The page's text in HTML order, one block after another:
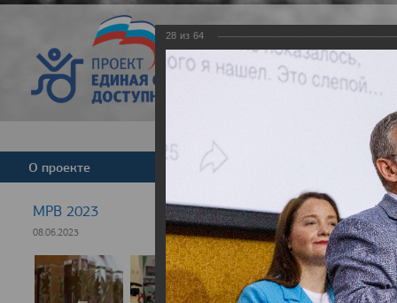
Версия для
О проекте Команда
МРВ 2023
08.06.2023
28 из 64